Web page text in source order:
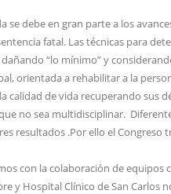
se debe en gran parte a los
fatal. Las técnicas para
“lo mínimo” y
orientada a rehabilitar a la
calidad de vida recuperando sus
no sea multidisciplinar.
resultados .Por ello el
con la colaboración de
y Hospital Clínico de San